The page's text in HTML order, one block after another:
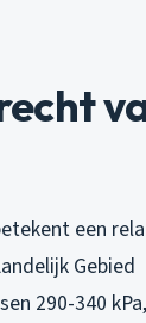
een
Gebied
290-340